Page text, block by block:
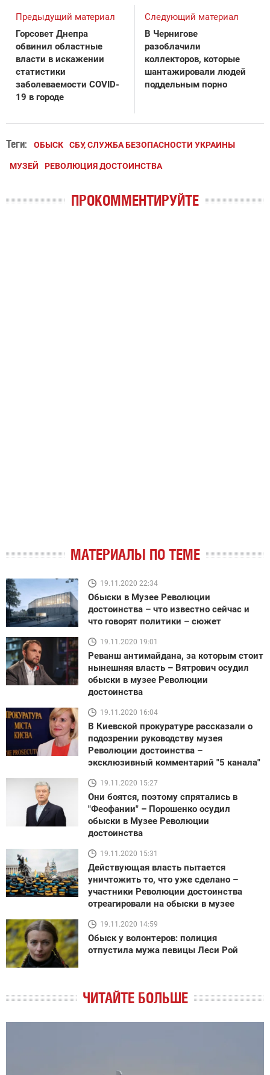
Предыдущий материал
Горсовет Днепра
обвинил областные
власти в искажении
статистики
заболеваемости COVID-
19 в городе
Следующий материал
В Чернигове
разоблачили
коллекторов, которые
шантажировали людей
поддельным порно
Теги: ОБЫСК СБУ, СЛУЖБА БЕЗОПАСНОСТИ УКРАИНЫ
МУЗЕЙ РЕВОЛЮЦИЯ ДОСТОИНСТВА
ПРОКОММЕНТИРУЙТЕ
МАТЕРИАЛЫ ПО ТЕМЕ
19.11.2020 22:34
Обыски в Музее Революции
достоинства – что известно сейчас и
что говорят политики – сюжет
19.11.2020 19:01
Реванш антимайдана, за которым стоит
нынешняя власть – Вятрович осудил
обыски в музее Революции
достоинства
19.11.2020 16:04
В Киевской прокуратуре рассказали о
подозрении руководству музея
Революции достоинства –
эксклюзивный комментарий "5 канала"
19.11.2020 15:27
Они боятся, поэтому спрятались в
"Феофании" – Порошенко осудил
обыски в Музее Революции
достоинства
19.11.2020 15:31
Действующая власть пытается
уничтожить то, что уже сделано –
участники Революции достоинства
отреагировали на обыски в музее
19.11.2020 14:59
Обыск у волонтеров: полиция
отпустила мужа певицы Леси Рой
ЧИТАЙТЕ БОЛЬШЕ